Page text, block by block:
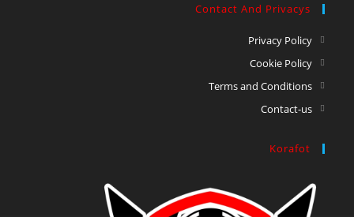
Contact And Privacys
Privacy Policy
Cookie Policy
Terms and Conditions
Contact-us
Korafot